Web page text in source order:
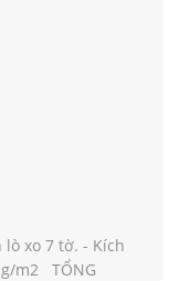
xo 7 tờ. - Kích
g/m2 TỔNG